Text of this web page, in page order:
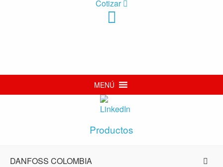
Cotizar
MENÚ
Productos
DANFOSS COLOMBIA